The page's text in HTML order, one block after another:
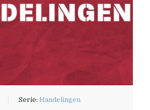
Serie:Handelingen